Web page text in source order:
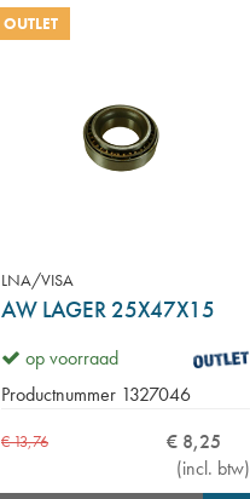
OUTLET
LNA/VISA
AW LAGER 25X47X15
op voorraad
Productnummer 1327046
€13,76 € 8,25
(incl. btw)